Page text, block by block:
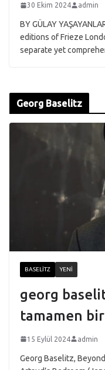
30 Ekim 2024 admin
BY GÜLAY
editions of Frieze
separate yet
Georg Baselitz
BASELITZ YENI
georg
tamamen
15 Eylül 2024 admin
Georg Baselitz,